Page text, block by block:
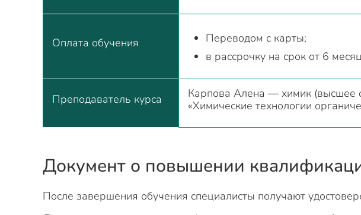
Оплата обучения
Переводом с карты;
в рассрочку на срок от 6
Преподаватель курса
Карпова Алена — химик (высшее
«Химические технологии
Документ о повышении
После завершения обучения специалисты получают